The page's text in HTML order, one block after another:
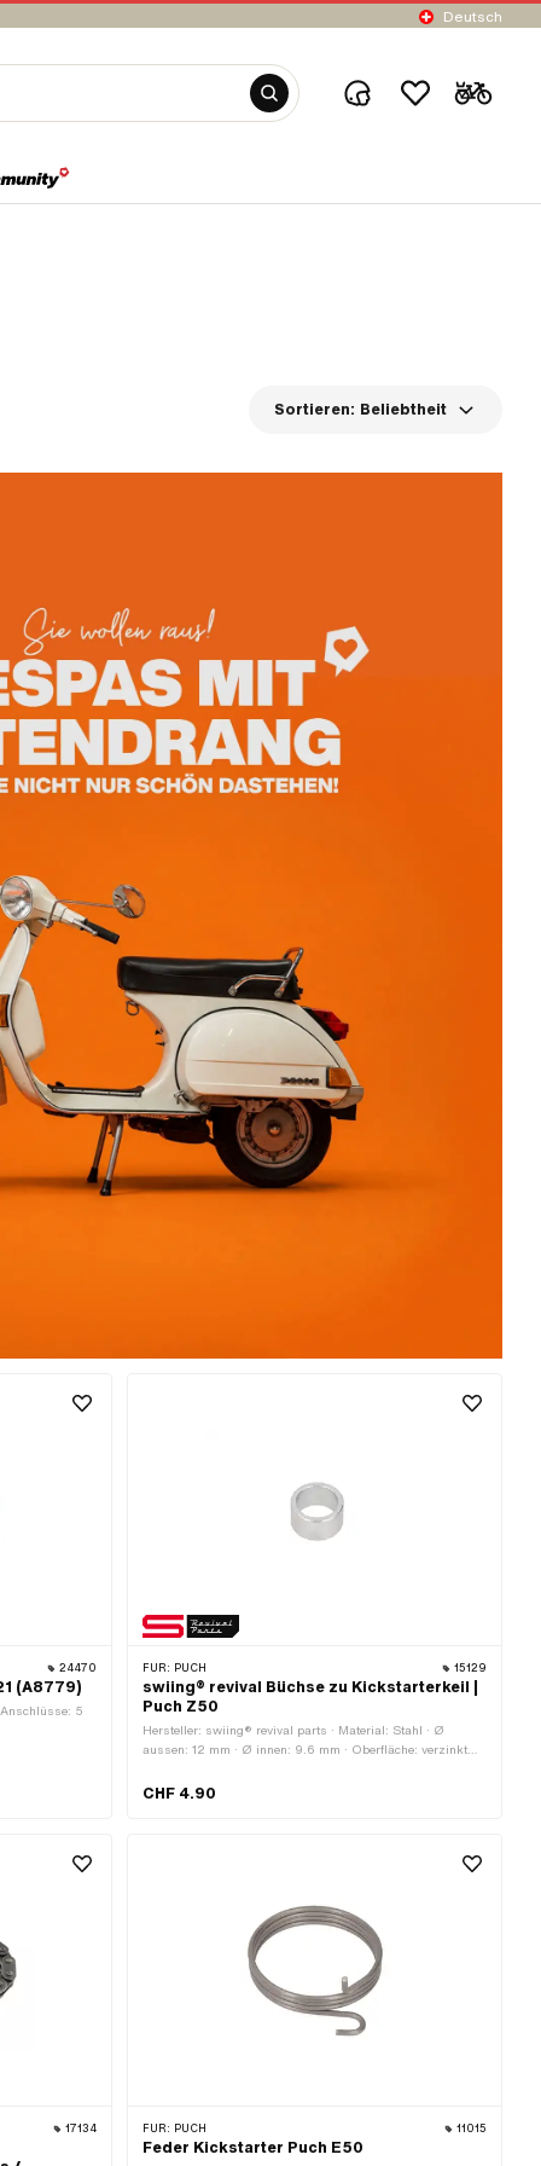
Deutsch
Sortieren: Beliebtheit
24470
(A8779)
5
FÜR: PUCH 15129
swiing® revival Büchse zu Kickstarterkeil |
Puch Z50
Hersteller: swiing® revival parts · Material: Stahl · Ø
aussen: 12 mm · Ø innen: 9.6 mm · Oberfläche: verzinkt
364.1.13.337.1
CHF 4.90
17134 FÜR: PUCH 11015
Feder Kickstarter Puch E50